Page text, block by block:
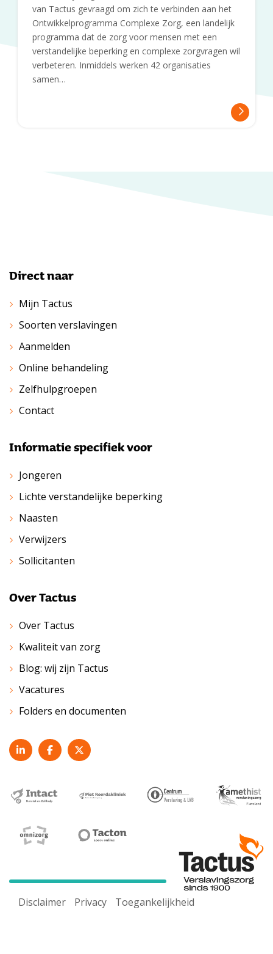
van Tactus gevraagd om zich te verbinden aan het
Ontwikkelprogramma Complexe Zorg, een landelijk
programma dat de zorg voor mensen met een
verstandelijke beperking en complexe zorgvragen wil
verbeteren. Inmiddels werken 42 organisaties
samen…
Direct naar
Mijn Tactus
Soorten verslavingen
Aanmelden
Online behandeling
Zelfhulpgroepen
Contact
Informatie specifiek voor
Jongeren
Lichte verstandelijke beperking
Naasten
Verwijzers
Sollicitanten
Over Tactus
Over Tactus
Kwaliteit van zorg
Blog: wij zijn Tactus
Vacatures
Folders en documenten
Disclaimer Privacy Toegankelijkheid